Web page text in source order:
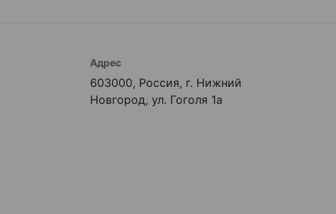
Адрес
603000, Россия, г. Нижний
Новгород, ул. Гоголя 1а